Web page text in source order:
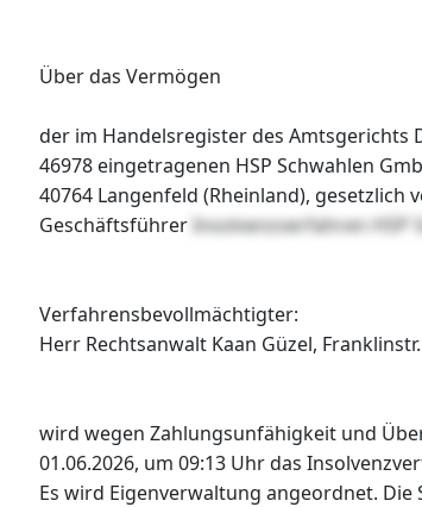
Über das Vermögen
der im Handelsregister des Amtsgerichts
46978 eingetragenen HSP Schwahlen
40764 Langenfeld (Rheinland), gesetzlich
Geschäftsführer Insolvenzverfahren HSP
Verfahrensbevollmächtigter:
Herr Rechtsanwalt Kaan Güzel,
wird wegen Zahlungsunfähigkeit und
01.06.2026, um 09:13 Uhr das
Es wird Eigenverwaltung angeordnet.